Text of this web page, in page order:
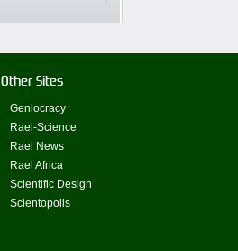
Other Sites
Geniocracy
Rael-Science
Rael News
Rael Africa
Scientific Design
Scientopolis